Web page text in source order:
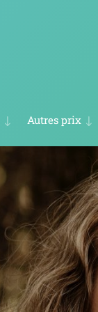
Autres prix